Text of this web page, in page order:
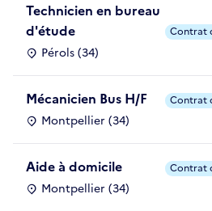
Technicien en bureau
d'étude
Pérols (34)
Contrat
Mécanicien Bus H/F
Montpellier (34)
Contrat
Aide à domicile
Montpellier (34)
Contrat